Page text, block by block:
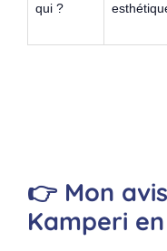
qui ?
👉 Mon
Kamperi